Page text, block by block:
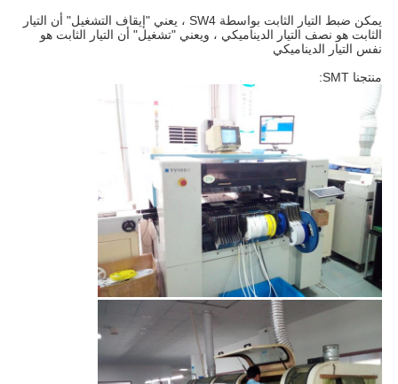
يمكن ضبط التيار الثابت بواسطة SW4 ، يعني "إيقاف التشغيل" أن التيار
الثابت هو نصف التيار الديناميكي ، ويعني "تشغيل" أن التيار الثابت هو
نفس التيار الديناميكي
منتجنا SMT: